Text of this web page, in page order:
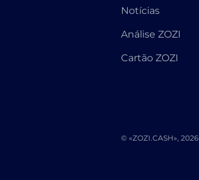
Notícias
Análise ZOZI
Cartão ZOZI
© «ZOZI.CASH», 2026